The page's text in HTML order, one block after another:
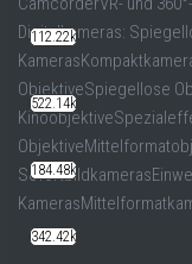
Digitalkameras:
ObjektiveSpiegellose
112.22k
522.14k
184.48k
342.42k